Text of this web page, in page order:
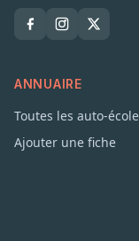
ANNUAIRE
Toutes les auto-
Ajouter une fiche